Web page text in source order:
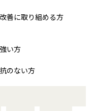
善に取り組める方
い方
のない方